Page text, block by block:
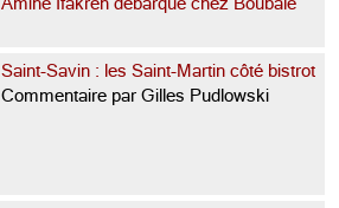
Saint-Savin : les Saint-Martin côté bistrot
Commentaire par Gilles Pudlowski